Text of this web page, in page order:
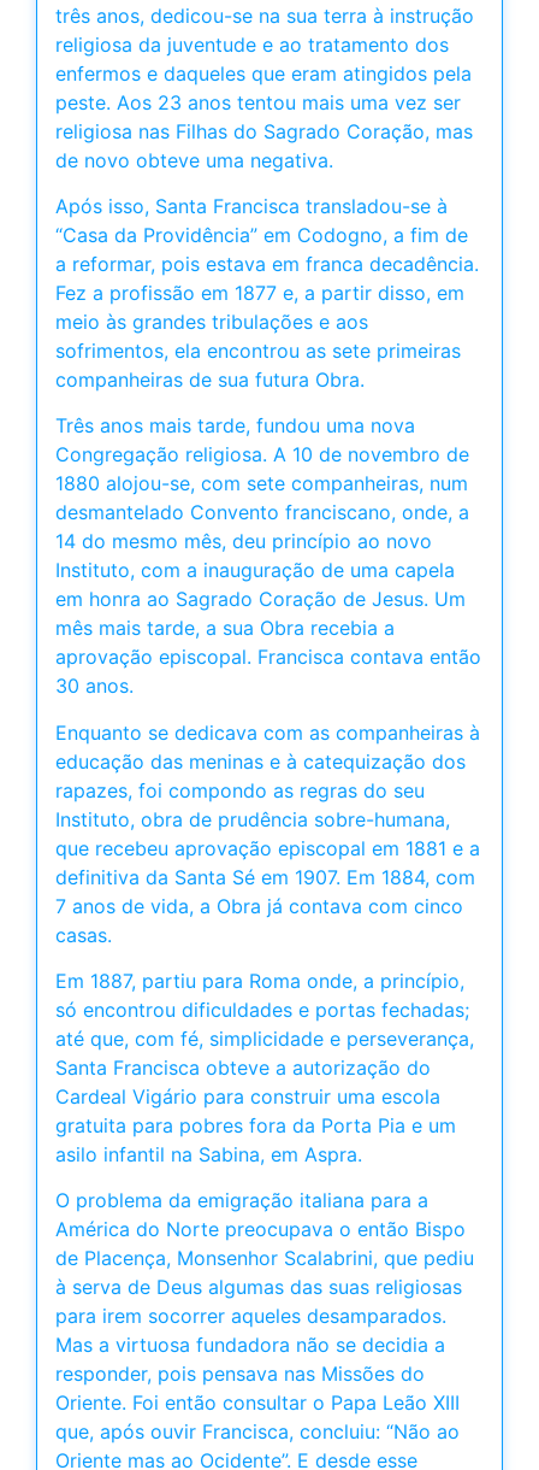
três anos, dedicou-se na sua terra à instrução
religiosa da juventude e ao tratamento dos
enfermos e daqueles que eram atingidos pela
peste. Aos 23 anos tentou mais uma vez ser
religiosa nas Filhas do Sagrado Coração, mas
de novo obteve uma negativa.
Após isso, Santa Francisca transladou-se à
“Casa da Providência” em Codogno, a fim de
a reformar, pois estava em franca decadência.
Fez a profissão em 1877 e, a partir disso, em
meio às grandes tribulações e aos
sofrimentos, ela encontrou as sete primeiras
companheiras de sua futura Obra.
Três anos mais tarde, fundou uma nova
Congregação religiosa. A 10 de novembro de
1880 alojou-se, com sete companheiras, num
desmantelado Convento franciscano, onde, a
14 do mesmo mês, deu princípio ao novo
Instituto, com a inauguração de uma capela
em honra ao Sagrado Coração de Jesus. Um
mês mais tarde, a sua Obra recebia a
aprovação episcopal. Francisca contava então
30 anos.
Enquanto se dedicava com as companheiras à
educação das meninas e à catequização dos
rapazes, foi compondo as regras do seu
Instituto, obra de prudência sobre-humana,
que recebeu aprovação episcopal em 1881 e a
definitiva da Santa Sé em 1907. Em 1884, com
7 anos de vida, a Obra já contava com cinco
casas.
Em 1887, partiu para Roma onde, a princípio,
só encontrou dificuldades e portas fechadas;
até que, com fé, simplicidade e perseverança,
Santa Francisca obteve a autorização do
Cardeal Vigário para construir uma escola
gratuita para pobres fora da Porta Pia e um
asilo infantil na Sabina, em Aspra.
O problema da emigração italiana para a
América do Norte preocupava o então Bispo
de Placença, Monsenhor Scalabrini, que pediu
à serva de Deus algumas das suas religiosas
para irem socorrer aqueles desamparados.
Mas a virtuosa fundadora não se decidia a
responder, pois pensava nas Missões do
Oriente. Foi então consultar o Papa Leão XIII
que, após ouvir Francisca, concluiu: “Não ao
Oriente mas ao Ocidente”. E desde esse